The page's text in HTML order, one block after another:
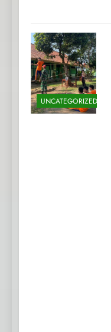
UNCATEGORIZED